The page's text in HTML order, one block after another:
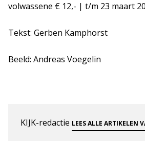
volwassene € 12,- | t/m 23 maart
Tekst: Gerben Kamphorst
Beeld: Andreas Voegelin
KIJK-redactie LEES ALLE ARTIKELEN